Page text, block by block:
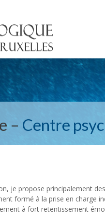
– Centre
je propose principalement
formé à la prise en charge
à fort retentissement